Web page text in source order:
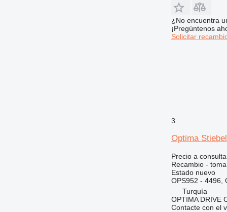
¿No encuentra
¡Pregúntenos
Solicitar
3
Optima
Precio a
Recambio -
Estadonuevo
OPS952 - 4496,
Turquía
OPTIMA DRIVE
Contacte con el